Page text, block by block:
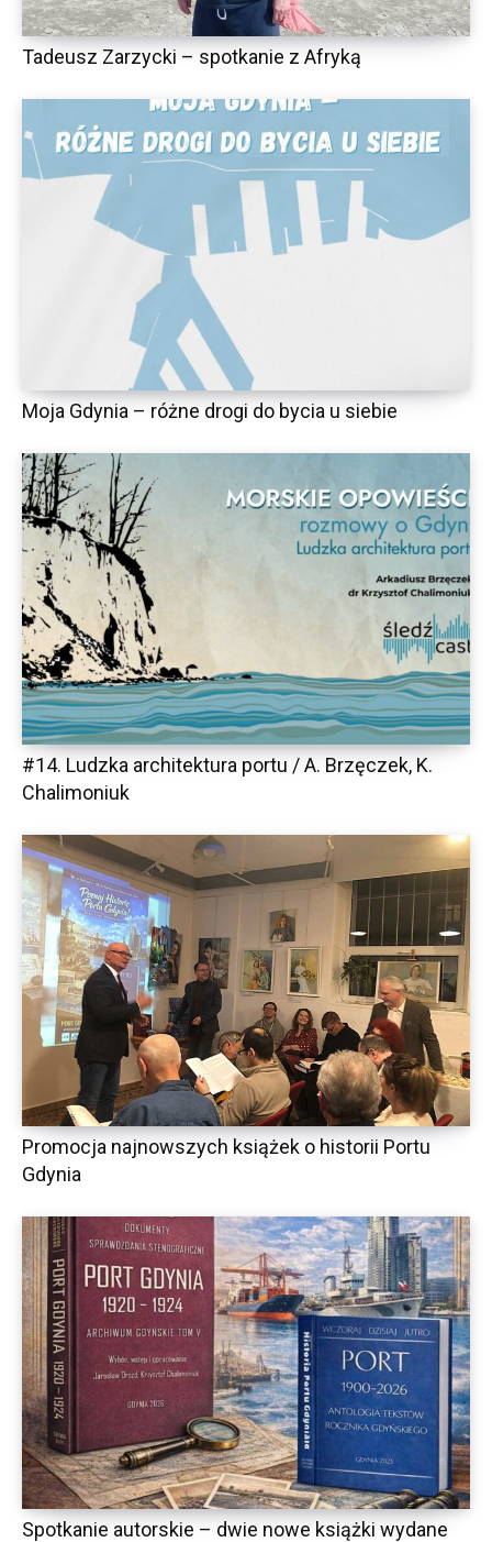
Tadeusz Zarzycki – spotkanie z Afryką
Moja Gdynia – różne drogi do bycia u siebie
#14. Ludzka architektura portu / A. Brzęczek, K.
Chalimoniuk
Promocja najnowszych książek o historii Portu
Gdynia
Spotkanie autorskie – dwie nowe książki wydane